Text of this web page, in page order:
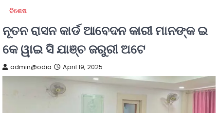
ବିଶେଷ
ନୂତନ ରାସନ କାର୍ଡ ଆବେଦନ କାରୀ ମାନଙ୍କ ଇ
କେ ୱାଇ ସି ଯାଞ୍ଚ ଜରୁରୀ ଅଟେ
admin@odia April 19, 2025